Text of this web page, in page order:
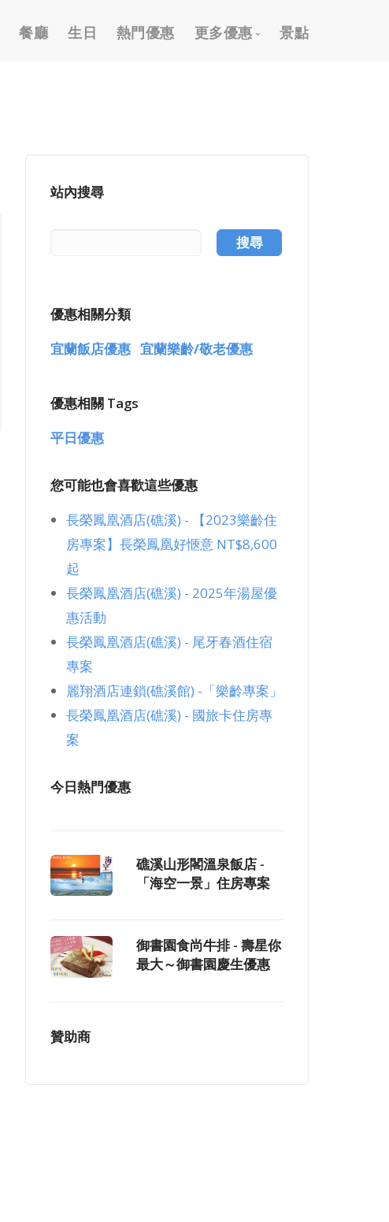
餐廳 生日 熱門優惠 更多優惠
按摩/推拿優惠
高爾夫假期優惠
景點
站內搜尋
搜尋
優惠相關分類
宜蘭飯店優惠 宜蘭樂齡/敬老優惠
優惠相關 Tags
平日優惠
您可能也會喜歡這些優惠
長榮鳳凰酒店(礁溪) - 【2023樂齡住
房專案】長榮鳳凰好愜意 NT$8,600
起
長榮鳳凰酒店(礁溪) - 2025年湯屋優
惠活動
長榮鳳凰酒店(礁溪) - 尾牙春酒住宿
專案
麗翔酒店連鎖(礁溪館) -「樂齡專案」
長榮鳳凰酒店(礁溪) - 國旅卡住房專
案
今日熱門優惠
礁溪山形閣溫泉飯店 -
「海空一景」住房專案
御書園食尚牛排 - 壽星你
最大～御書園慶生優惠
贊助商